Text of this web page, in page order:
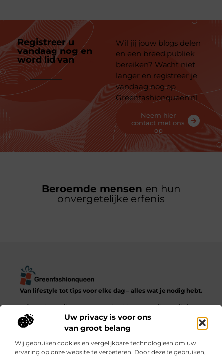
Uw privacy is voor ons
van groot belang
Wij gebruiken cookies en vergelijkbare technologieën om uw
ervaring op onze website te verbeteren. Door deze te gebruiken,
Registreer u
vandaag nog en
word lid van
platform
Wil jij jouw blogs delen
en een breed publiek
bereiken? Wacht niet
langer en registreer je
vandaag nog op
Greenfashionqueen.nl
Neem hier
contact met ons
op
Beroemde mensen en hun
onvergetelijke erfenis
Van lifestyle tot tips voor elke dag – alles wat je nodig hebt.
Ontdek een diverse verzameling blogs en artikelen die het
dagelijks leven in al zijn facetten verkennen, van praktische
adviezen tot inspirerende verhalen.
Bericht categorie